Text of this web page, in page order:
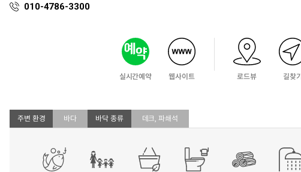
010-4786-3300
실시간예약 웹사이트 로드뷰 길찾기
주변 환경 바다 바닥 종류 데크, 파쇄석
예약 유료캠핑장 몽산포 패밀리데이 오토캠핑장
충남 태안군 남면 몽산포길 67-9
충남 태안군 남면 신장리 353-50
010-4786-3300